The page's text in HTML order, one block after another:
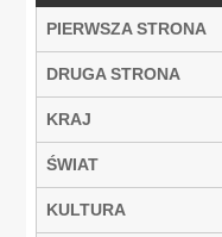
PIERWSZA STRONA
DRUGA STRONA
KRAJ
ŚWIAT
KULTURA